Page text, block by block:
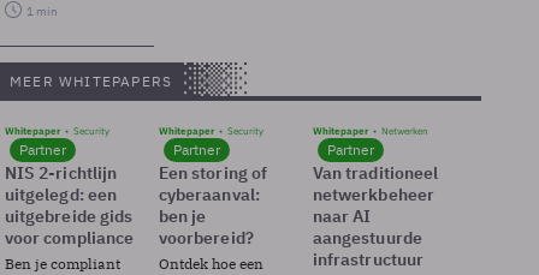
1 min
MEER WHITEPAPERS
Whitepaper Security
Partner
NIS 2-richtlijn
uitgelegd: een
uitgebreide gids
voor compliance
Ben je compliant
Whitepaper Security
Partner
Een storing of
cyberaanval:
ben je
voorbereid?
Ontdek hoe een
Whitepaper Netwerken
Partner
Van traditioneel
netwerkbeheer
naar AI
aangestuurde
infrastructuur